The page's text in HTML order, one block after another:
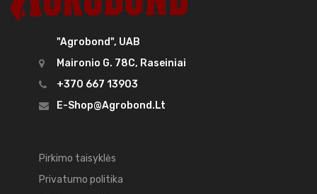
"Agrobond", UAB
Maironio G. 78C, Raseiniai
+370 667 13903
E-Shop@agrobond.lt
Pirkimo taisyklės
Privatumo politika